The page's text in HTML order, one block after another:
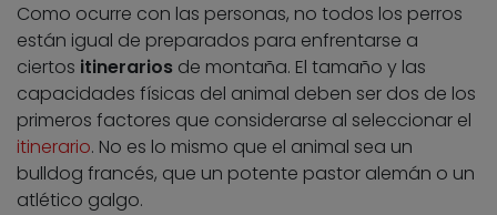
Como ocurre con las personas, no todos los perros
están igual de preparados para enfrentarse a
ciertos itinerarios de montaña. El tamaño y las
capacidades físicas del animal deben ser dos de los
primeros factores que considerarse al seleccionar el
itinerario. No es lo mismo que el animal sea un
bulldog francés, que un potente pastor alemán o un
atlético galgo.